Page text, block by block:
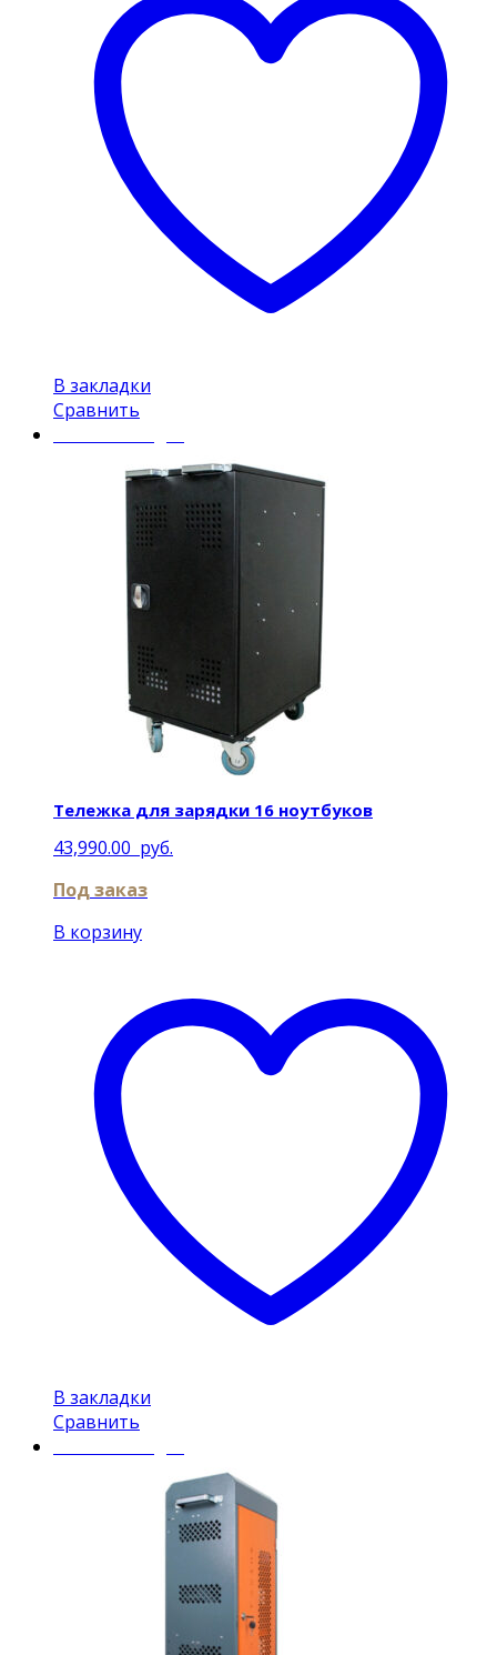
В закладки
Сравнить
Тележка для зарядки 16 ноутбуков
43,990.00 руб.
Под заказ
В корзину
В закладки
Сравнить